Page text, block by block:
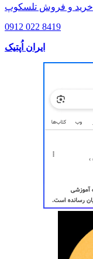
خرید و فروش تلسکوپ
0912 022 8419
ایران اُپتیک